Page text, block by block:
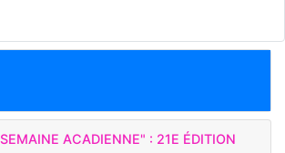
ACADIENNE" : 21E ÉDITION